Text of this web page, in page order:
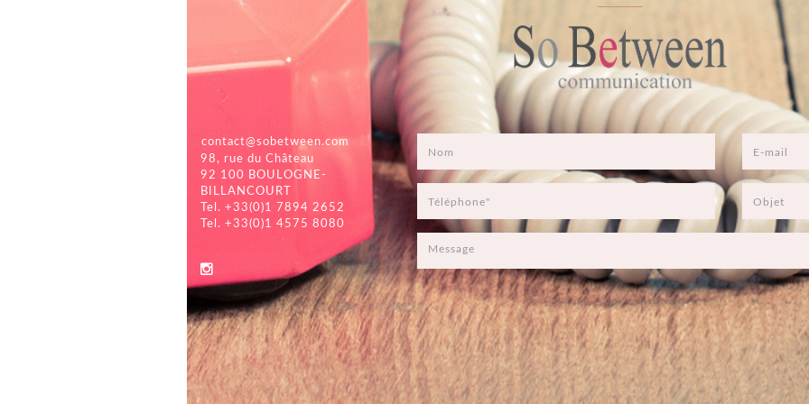
contact@sobetween.com
98, rue du Château
92 100 BOULOGNE-
BILLANCOURT
Tel. +33(0)1 7894 2652
Tel. +33(0)1 4575 8080